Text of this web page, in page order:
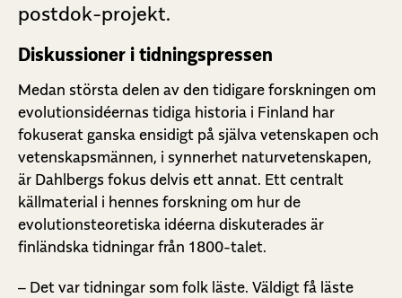
postdok-projekt.
Diskussioner i tidningspressen
Medan största delen av den tidigare forskningen om
evolutionsidéernas tidiga historia i Finland har
fokuserat ganska ensidigt på själva vetenskapen och
vetenskapsmännen, i synnerhet naturvetenskapen,
är Dahlbergs fokus delvis ett annat. Ett centralt
källmaterial i hennes forskning om hur de
evolutionsteoretiska idéerna diskuterades är
finländska tidningar från 1800-talet.
– Det var tidningar som folk läste. Väldigt få läste